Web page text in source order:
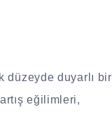
düzeyde duyarlı bir
eğilimleri,